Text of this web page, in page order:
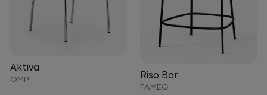
Riso Bar
FAMEG
Aktiva
OMP